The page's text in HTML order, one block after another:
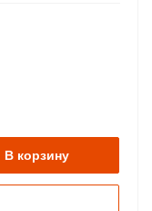
В корзину